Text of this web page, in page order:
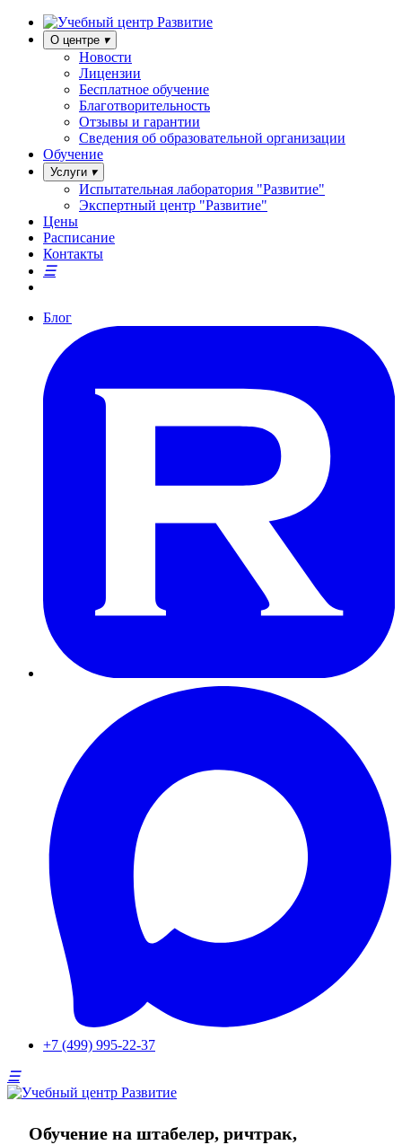
О центре
Новости
Лицензии
Бесплатное обучение
Благотворительность
Отзывы и гарантии
Сведения об образовательной организации
Обучение
Услуги
Испытательная лаборатория "Развитие"
Экспертный центр "Развитие"
Цены
Расписание
Контакты
Блог
+7 (499) 995-22-37
Обучение на штабелер, ричтрак,